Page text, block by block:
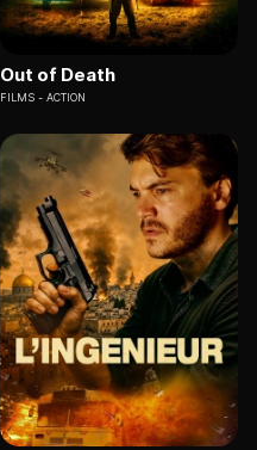
Out of Death
FILMS ACTION